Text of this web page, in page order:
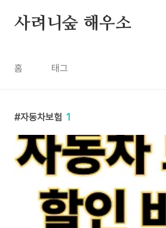
사려니숲 해우소
홈 태그
자동차보험 1